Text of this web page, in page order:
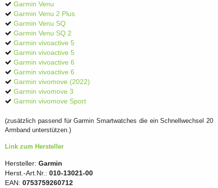
Garmin Venu
Garmin Venu 2 Plus
Garmin Venu SQ
Garmin Venu SQ 2
Garmin vivoactive 5
Garmin vivoactive 5
Garmin vivoactive 6
Garmin vivoactive 6
Garmin vivomove (2022)
Garmin vivomove 3
Garmin vivomove Sport
(zusätzlich passend für Garmin Smartwatches die ein Schnellwechsel 20
Armband unterstützen.)
Link zum Hersteller
Hersteller: Garmin
Herst.-Art.Nr.: 010-13021-00
EAN: 0753759260712